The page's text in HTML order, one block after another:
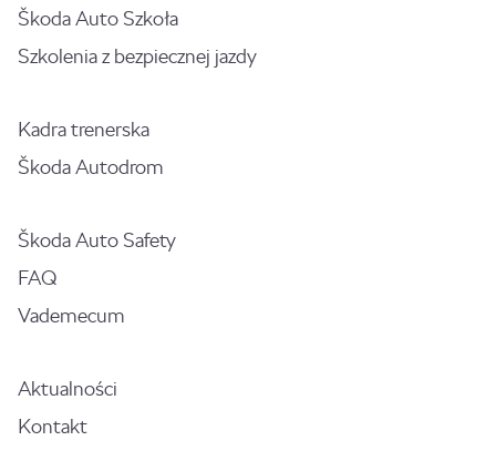
Škoda Auto Szkoła
Szkolenia z bezpiecznej jazdy
Kadra trenerska
Škoda Autodrom
Škoda Auto Safety
FAQ
Vademecum
Aktualności
Kontakt